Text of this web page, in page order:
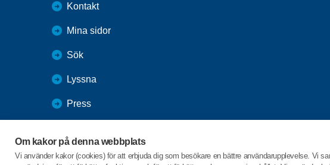
Om kakor på denna webbplats
Vi använder kakor (cookies) för att erbjuda dig som besökare en bättre användarupplevelse. Vi
Kontakt
Mina sidor
Sök
Lyssna
Press
SPF Seniorernas intranät